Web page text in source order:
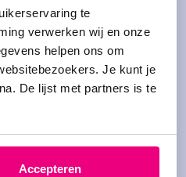
te
verwerken wij en onze
helpen ons om
Je kunt je
De lijst met partners is te
Accepteren
wil laten